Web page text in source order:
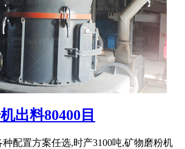
出料80400目
配置方案任选,时产3100吨,矿物磨粉机